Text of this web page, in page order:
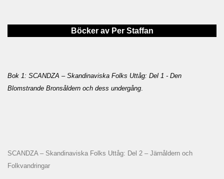
Böcker av Per Staffan
Bok 1: SCANDZA – Skandinaviska Folks Uttåg: Del 1 - Den
Blomstrande Bronsåldern och dess undergång.
SCANDZA – Skandinaviska Folks Uttåg: Del 2 – Järnåldern och
Folkvandringar